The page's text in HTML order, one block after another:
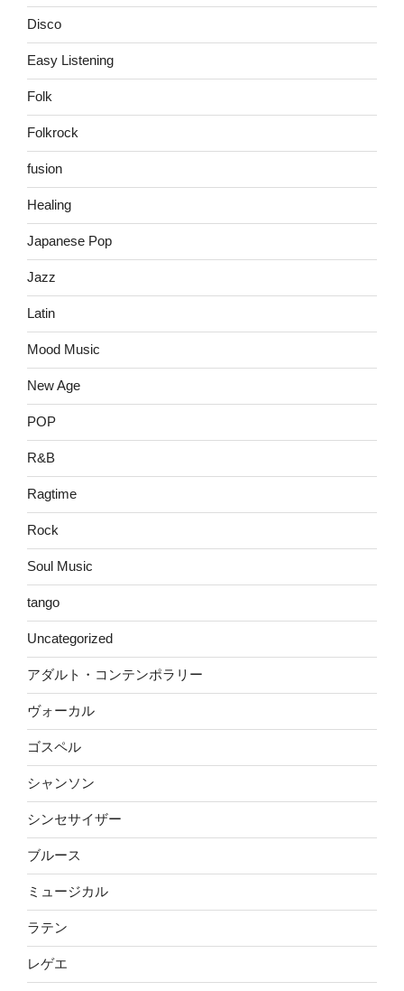
Disco
Easy Listening
Folk
Folkrock
fusion
Healing
Japanese Pop
Jazz
Latin
Mood Music
New Age
POP
R&B
Ragtime
Rock
Soul Music
tango
Uncategorized
アダルト・コンテンポラリー
ヴォーカル
ゴスペル
シャンソン
シンセサイザー
ブルース
ミュージカル
ラテン
レゲエ